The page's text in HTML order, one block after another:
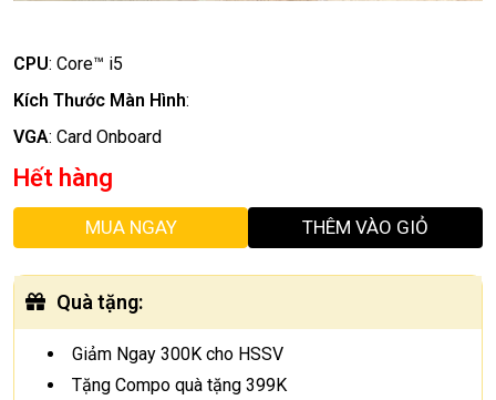
CPU: Core™ i5
Kích Thước Màn Hình:
VGA: Card Onboard
Hết hàng
MUA NGAY THÊM VÀO GIỎ
Quà tặng:
Giảm Ngay 300K cho HSSV
Tặng Compo quà tặng 399K